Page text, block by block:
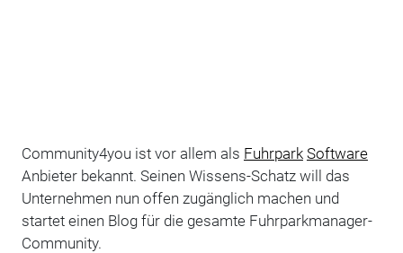
Community4you ist vor allem als Fuhrpark Software
Anbieter bekannt. Seinen Wissens-Schatz will das
Unternehmen nun offen zugänglich machen und
startet einen Blog für die gesamte Fuhrparkmanager-
Community.